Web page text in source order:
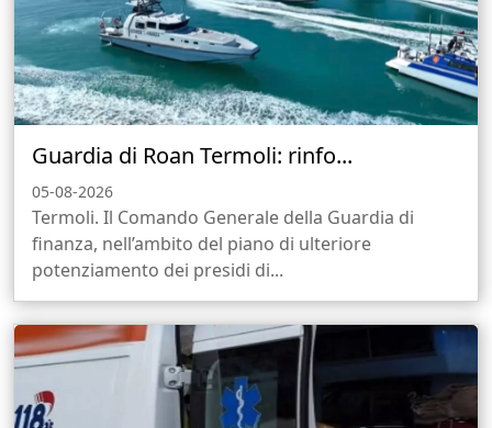
Guardia di Roan Termoli: rinfo...
05-08-2026
Termoli. Il Comando Generale della Guardia di
finanza, nell’ambito del piano di ulteriore
potenziamento dei presidi di...